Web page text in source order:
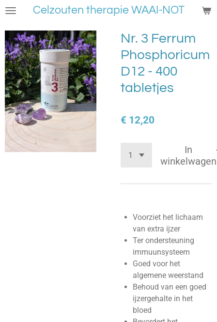
Ga
naar
de
hoofdinhoud
Celzouten therapie WAAI-NOT
Nr. 3 Ferrum
Phosphoricum
D12 - 400
tabletjes
€ 12,20
In
winkelwagen
Voorziet het lichaam
van extra ijzer
Ter ondersteuning
immuunsysteem
Goed voor het
algemene weerstand
Behoud van een goed
ijzergehalte in het
bloed